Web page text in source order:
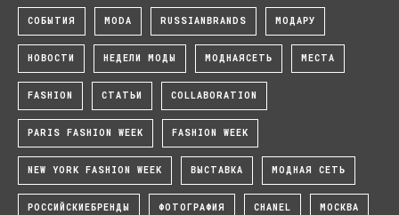
СОБЫТИЯ MODA RUSSIANBRANDS МОДАРУ
НОВОСТИ НЕДЕЛИ МОДЫ МОДНАЯСЕТЬ МЕСТА
FASHION СТАТЬИ COLLABORATION
PARIS FASHION WEEK FASHION WEEK
NEW YORK FASHION WEEK ВЫСТАВКА МОДНАЯ СЕТЬ
РОССИЙСКИЕБРЕНДЫ ФОТОГРАФИЯ CHANEL МОСКВА